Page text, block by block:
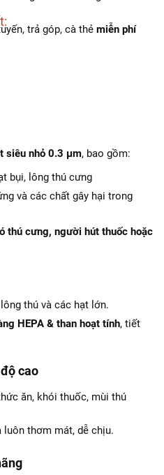
trả góp, cà thẻmiễn phí
siêu nhỏ 0.3 µm, bao gồm:
bụi, lông thú cưng
và các chất gây hại trong
thú cưng, người hút thuốc hoặc
thú và các hạt lớn.
HEPA & than hoạt tính, tiết
cao
ăn, khói thuốc, mùi thú
thơm mát, dễ chịu.